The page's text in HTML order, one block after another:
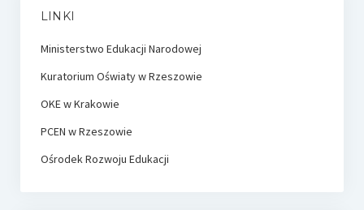
LINKI
Ministerstwo Edukacji Narodowej
Kuratorium Oświaty w Rzeszowie
OKE w Krakowie
PCEN w Rzeszowie
Ośrodek Rozwoju Edukacji